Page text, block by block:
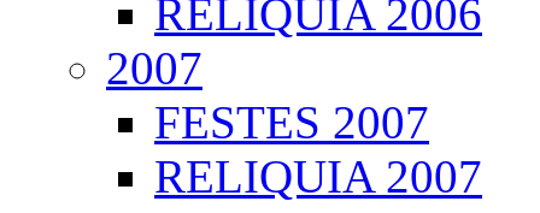
RELIQUIA 2006
2007
FESTES 2007
RELIQUIA 2007